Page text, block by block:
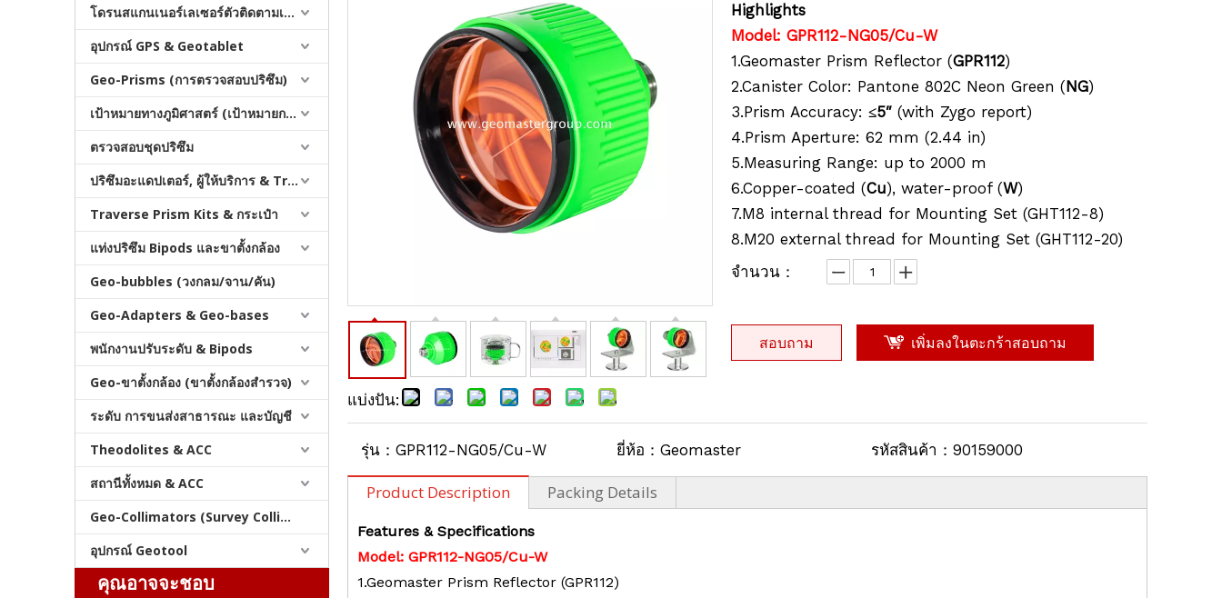
โดรนสแกนเนอร์เลเซอร์ตัวติดตามเลเซอร์และสแลม
อุปกรณ์ GPS & Geotablet
Geo-Prisms (การตรวจสอบปริซึม)
เป้าหมายทางภูมิศาสตร์ (เป้าหมายการสำรวจ)
ตรวจสอบชุดปริซึม
ปริซึมอะแดปเตอร์, ผู้ให้บริการ & Tribrachs
Traverse Prism Kits & กระเป๋า
แท่งปริซึม Bipods และขาตั้งกล้อง
Geo-bubbles (วงกลม/จาน/คัน)
Geo-Adapters & Geo-bases
พนักงานปรับระดับ & Bipods
Geo-ขาตั้งกล้อง (ขาตั้งกล้องสำรวจ)
ระดับ การขนส่งสาธารณะ และบัญชี
Theodolites & ACC
สถานีทั้งหมด & ACC
Geo-Collimators (Survey Collimators)
อุปกรณ์ Geotool
คุณอาจจะชอบ
Waterproof Prism (5",silver-coated)
ปริซึมกันน้ำ (5', เคลือบเงิน)
ปริซึมกันน้ำ (5', ไม่เคลือบ)
แบ่งปัน:
Highlights
Model: GPR112-NG05/Cu-W
1.Geomaster Prism Reflector (GPR112)
2.Canister Color: Pantone 802C Neon Green (NG)
3.Prism Accuracy: ≤5″ (with Zygo report)
4.Prism Aperture: 62 mm (2.44 in)
5.Measuring Range: up to 2000 m
6.Copper-coated (Cu), water-proof (W)
7.M8 internal thread for Mounting Set (GHT112-8)
8.M20 external thread for Mounting Set (GHT112-20)
จำนวน：
สอบถาม เพิ่มลงในตะกร้าสอบถาม
รุ่น： GPR112-NG05/Cu-W ยี่ห้อ： Geomaster รหัสสินค้า： 90159000
Product Description Packing Details
Features & Specifications
Model: GPR112-NG05/Cu-W
1.Geomaster Prism Reflector (GPR112)